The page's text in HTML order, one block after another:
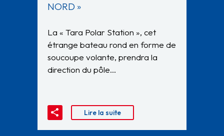
NORD »
La « Tara Polar Station », cet
étrange bateau rond en forme de
soucoupe volante, prendra la
direction du pôle…
Lire la suite